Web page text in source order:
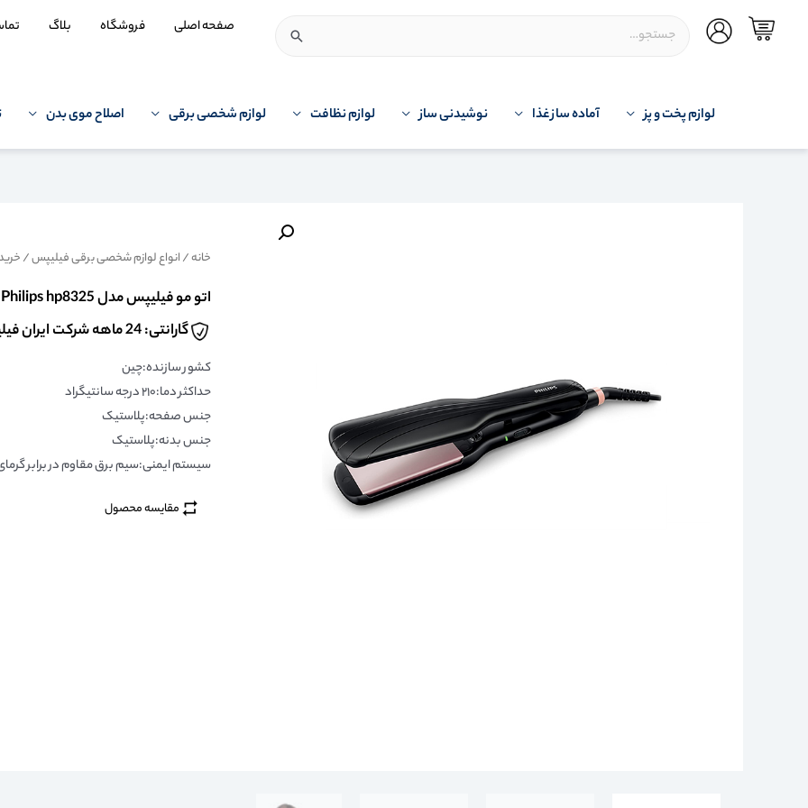
صفحه اصلی فروشگاه بلاگ
لوازم پخت و پز آماده ساز غذا نوشیدنی ساز لوازم نظافت لوازم شخصی برقی اصلاح موی بدن
خانه/ انواع لوازم شخصی برقی فیلیپس/
اتو مو فیلیپس مدل Philips hp8325
گارانتی: 24 ماهه شرکت ایران فیلیپس
کشور سازنده:چین
حداکثر دما:۲۱۰ درجه سانتیگراد
جنس صفحه:پلاستیک
جنس بدنه:پلاستیک
سیستم ایمنی:سیم برق مقاوم در برابر
مقایسه محصول